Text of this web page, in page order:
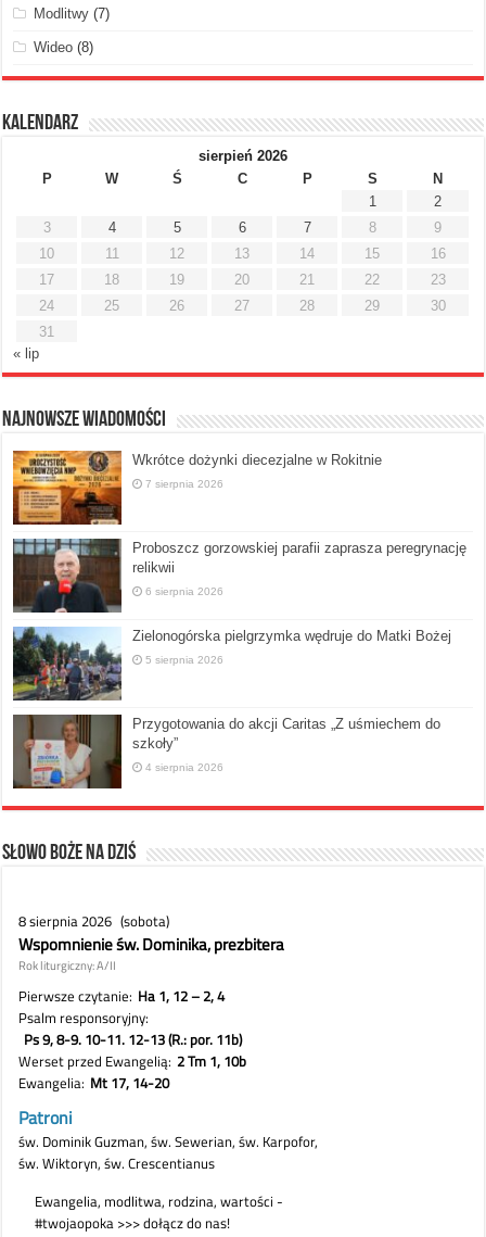
Modlitwy (7)
Wideo (8)
Kalendarz
sierpień 2026
P
W Ś C P S
N
1
2
3
4 5 6 7 8
9
10
11 12 13 14 15
16
17
18 19 20 21 22
23
24
25 26 27 28 29
30
31
« lip
Najnowsze Wiadomości
Wkrótce dożynki diecezjalne w Rokitnie
7 sierpnia 2026
Proboszcz gorzowskiej parafii zaprasza peregrynację
relikwii
6 sierpnia 2026
Zielonogórska pielgrzymka wędruje do Matki Bożej
5 sierpnia 2026
Przygotowania do akcji Caritas „Z uśmiechem do
szkoły”
4 sierpnia 2026
Słowo Boże na dziś